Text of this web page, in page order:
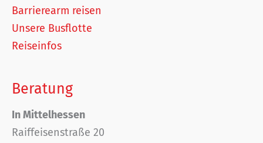
Barrierearm reisen
Unsere Busflotte
Reiseinfos
Beratung
In Mittelhessen
Raiffeisenstraße 20